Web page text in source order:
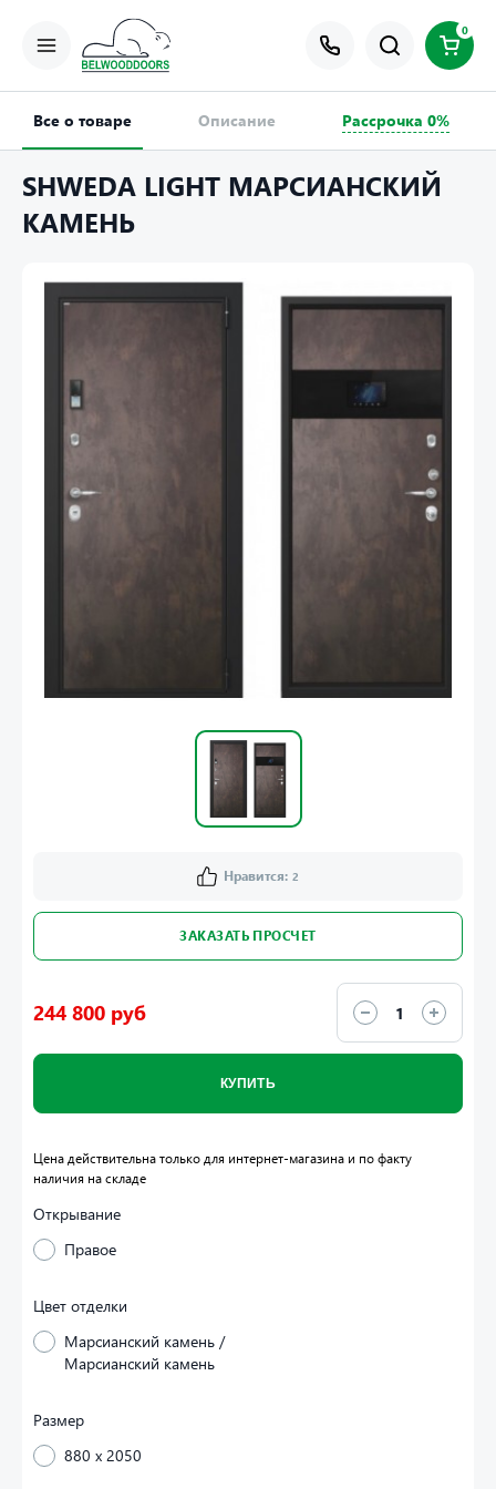
0
Все о товаре Описание Рассрочка 0%
SHWEDA LIGHT МАРСИАНСКИЙ
КАМЕНЬ
Нравится: 2
ЗАКАЗАТЬ ПРОСЧЕТ
244 800 руб
КУПИТЬ
Открывание
Правое
Цвет отделки
Марсианский камень /
Марсианский камень
Размер
880 x 2050
Цена действительна только для интернет-магазина и по факту
наличия на складе